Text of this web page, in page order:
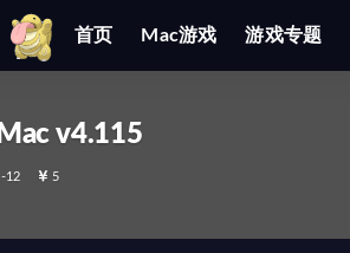
首页 Mac游戏 游戏专题
v4.115
12 5